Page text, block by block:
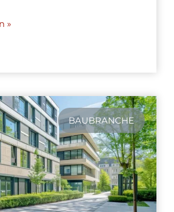
»
BAUBRANCHE